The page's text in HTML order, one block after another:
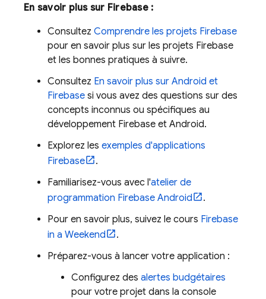
En savoir plus sur Firebase :
Consultez Comprendre les projets Firebase
pour en savoir plus sur les projets Firebase
et les bonnes pratiques à suivre.
Consultez En savoir plus sur Android et
Firebase si vous avez des questions sur des
concepts inconnus ou spécifiques au
développement Firebase et Android.
Explorez les exemples d'applications
Firebase
.
Familiarisez-vous avec l'atelier de
programmation Firebase Android
.
Pour en savoir plus, suivez le cours Firebase
in a Weekend
.
Préparez-vous à lancer votre application :
Configurez des alertes budgétaires
pour votre projet dans la console